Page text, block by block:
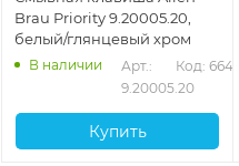
Brau Priority 9.20005.20,
белый/глянцевый хром
В наличии
Арт.:
9.20005.20
Код: 66431
Купить